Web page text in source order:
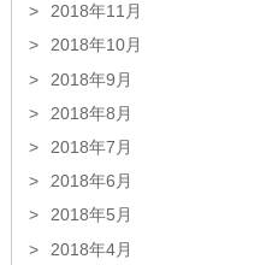
2018年11月
2018年10月
2018年9月
2018年8月
2018年7月
2018年6月
2018年5月
2018年4月